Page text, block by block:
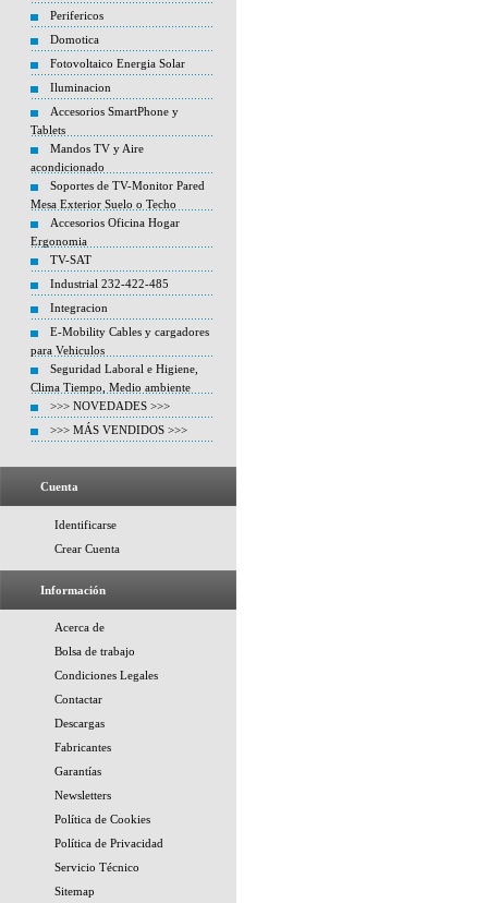
Perifericos
Domotica
Fotovoltaico Energia Solar
Iluminacion
Accesorios SmartPhone y
Tablets
Mandos TV y Aire
acondicionado
Soportes de TV-Monitor Pared
Mesa Exterior Suelo o Techo
Accesorios Oficina Hogar
Ergonomia
TV-SAT
Industrial 232-422-485
Integracion
E-Mobility Cables y cargadores
para Vehiculos
Seguridad Laboral e Higiene,
Clima Tiempo, Medio ambiente
>>> NOVEDADES >>>
>>> MÁS VENDIDOS >>>
Cuenta
Identificarse
Crear Cuenta
Información
Acerca de
Bolsa de trabajo
Condiciones Legales
Contactar
Descargas
Fabricantes
Garantías
Newsletters
Política de Cookies
Política de Privacidad
Servicio Técnico
Sitemap